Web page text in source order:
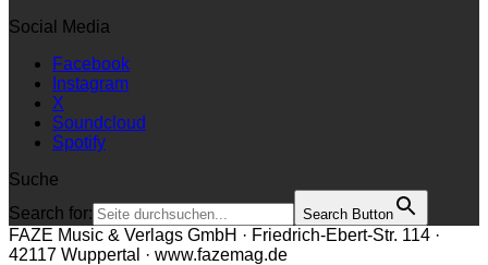
Social Media
Facebook
Instagram
X
Soundcloud
Spotify
Suche
Search for:
Search Button
FAZE Music & Verlags GmbH · Friedrich-Ebert-Str. 114 ·
42117 Wuppertal · www.fazemag.de